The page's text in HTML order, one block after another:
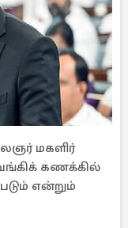
மகளிர்
கணக்கில்
என்றும்